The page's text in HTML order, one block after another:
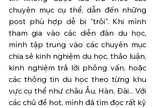
chuyên mục cụ thể, dẫn đến những
post phù hợp dễ bị "trôi". Khi mình
tham gia vào các diễn đàn du học,
mình tập trung vào các chuyên mục
chia sẻ kinh nghiệm du học, thảo luận,
kinh nghiệm trả lời phỏng vấn, hoặc
các thông tin du học theo từng khu
vực cụ thể như châu Âu, Hàn, Đài... Với
các chủ đề hot, mình đã tìm đọc rất kỹ